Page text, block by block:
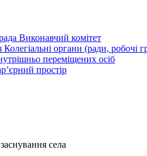
Виконавчий комітет
Колегіальні органи (ради, робочі
переміщених осіб
простір
села